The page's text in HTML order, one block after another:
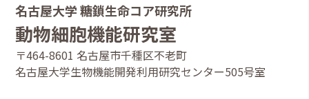
名古屋大学 糖鎖生命コア研究所
動物細胞機能研究室
〒464-8601 名古屋市千種区不老町
名古屋大学生物機能開発利用研究センター505号室